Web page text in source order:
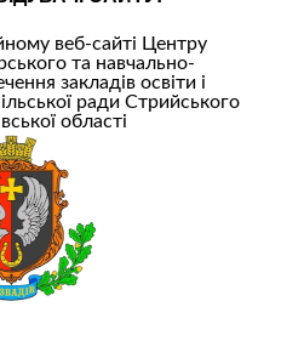
веб-сайті Центру
та навчально-
закладів освіти і
ради Стрийського
області